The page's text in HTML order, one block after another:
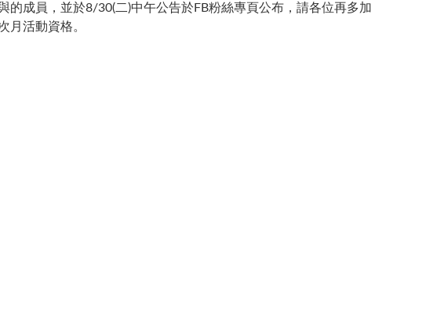
的成員，並於8/30(二)中午公告於FB粉絲專頁公布，請各位再多加
月活動資格。